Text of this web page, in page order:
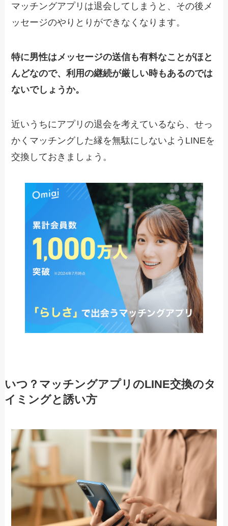
マッチングアプリは退会してしまうと、その後メ
ッセージのやりとりができなくなります。
特に男性はメッセージの送信も有料なことがほと
んどなので、利用の継続が厳しい時もあるのでは
ないでしょうか。
近いうちにアプリの退会を考えているなら、せっ
かくマッチングした縁を無駄にしないようLINEを
交換しておきましょう。
いつ？マッチングアプリのLINE交換のタ
イミングと誘い方